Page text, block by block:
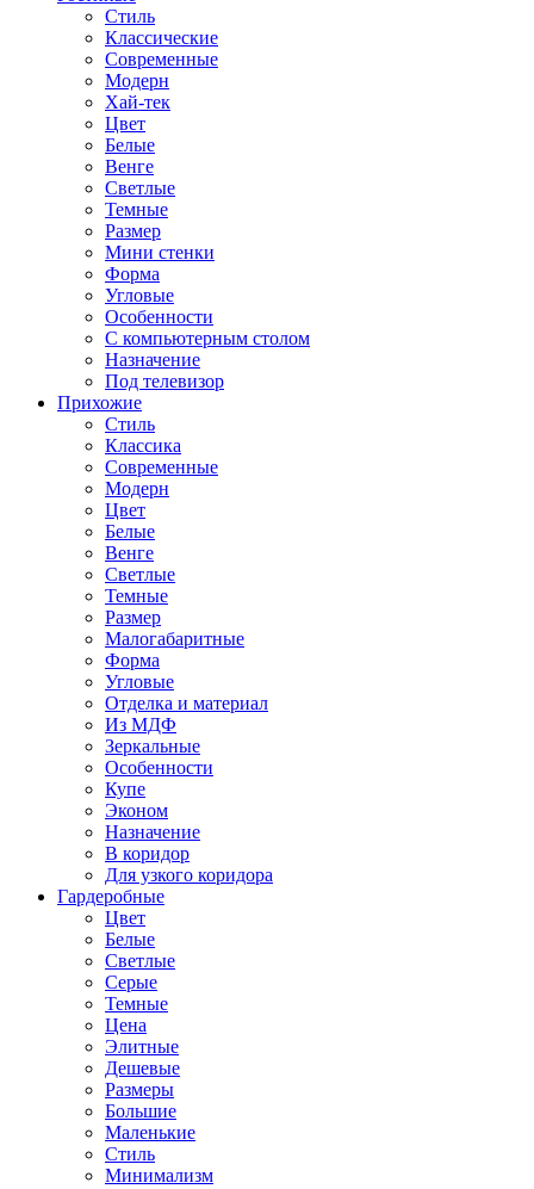
Стиль
Классические
Современные
Модерн
Хай-тек
Цвет
Белые
Венге
Светлые
Темные
Размер
Мини стенки
Форма
Угловые
Особенности
С компьютерным столом
Назначение
Под телевизор
Прихожие
Стиль
Классика
Современные
Модерн
Цвет
Белые
Венге
Светлые
Темные
Размер
Малогабаритные
Форма
Угловые
Отделка и материал
Из МДФ
Зеркальные
Особенности
Купе
Эконом
Назначение
В коридор
Для узкого коридора
Гардеробные
Цвет
Белые
Светлые
Серые
Темные
Цена
Элитные
Дешевые
Размеры
Большие
Маленькие
Стиль
Минимализм